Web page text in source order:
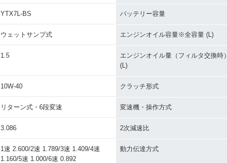
YTX7L-BS バッテリー容量
ウェットサンプ式 エンジンオイル容量※全容量 (L)
1.5
エンジンオイル量（フィルタ交換時）
(L)
10W-40 クラッチ形式
リターン式・6段変速 変速機・操作方式
3.086 2次減速比
1速 2.600/2速 1.789/3速 1.409/4速
1.160/5速 1.000/6速 0.892
動力伝達方式